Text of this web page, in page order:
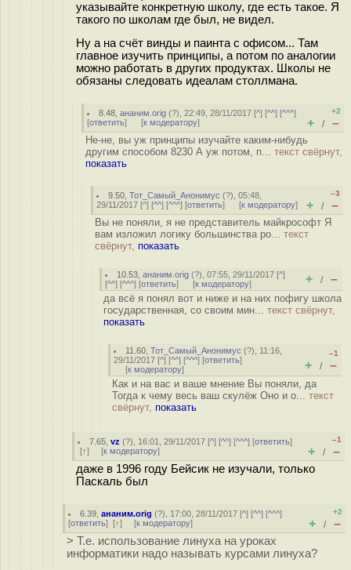
указывайте конкретную школу, где есть такое. Я
такого по школам где был, не видел.
Ну а на счёт винды и паинта с офисом... Там
главное изучить принципы, а потом по аналогии
можно работать в других продуктах. Школы не
обязаны следовать идеалам столлмана.
8.48 ,ананим.orig (?), 22:49, 28/11/2017 [^] [^^] [^^^]
[ответить] [к модератору]
+2
+ / –
Не-не, вы уж принципы изучайте каким-нибудь
другим способом 8230 А уж потом, п... текст свёрнут,
показать
9.50 ,Тот_Самый_Анонимус (?), 05:48,
29/11/2017 [^] [^^] [^^^] [ответить] [к модератору]
–3
+ / –
Вы не поняли, я не представитель майкрософт Я
вам изложил логику большинства ро... текст
свёрнут, показать
10.53 ,ананим.orig (?), 07:55, 29/11/2017 [^]
[^^] [^^^] [ответить] [к модератору] + / –
да всё я понял вот и ниже и на них пофигу школа
государственная, со своим мин... текст свёрнут,
показать
11.60 ,Тот_Самый_Анонимус (?), 11:16,
29/11/2017 [^] [^^] [^^^] [ответить]
[к модератору]
–1
+ / –
Как и на вас и ваше мнение Вы поняли, да
Тогда к чему весь ваш скулёж Оно и о... текст
свёрнут, показать
7.65 ,vz (?), 16:01, 29/11/2017 [^] [^^] [^^^] [ответить]
[↑] [к модератору]
–1
+ / –
даже в 1996 году Бейсик не изучали, только
Паскаль был
6.39 ,ананим.orig (?), 17:00, 28/11/2017 [^] [^^] [^^^]
[ответить] [↑] [к модератору]
+2
+ / –
> Т.е. использование линуха на уроках
информатики надо называть курсами линуха?